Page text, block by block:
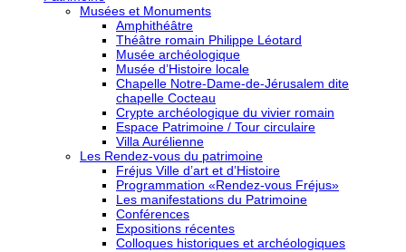
Musées et Monuments
Amphithéâtre
Théâtre romain Philippe Léotard
Musée archéologique
Musée d’Histoire locale
Chapelle Notre-Dame-de-Jérusalem dite
chapelle Cocteau
Crypte archéologique du vivier romain
Espace Patrimoine / Tour circulaire
Villa Aurélienne
Les Rendez-vous du patrimoine
Fréjus Ville d’art et d’Histoire
Programmation «Rendez-vous Fréjus»
Les manifestations du Patrimoine
Conférences
Expositions récentes
Colloques historiques et archéologiques